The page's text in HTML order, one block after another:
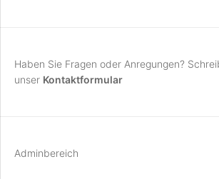
Haben Sie Fragen oder Anregungen?
unser Kontaktformular
Adminbereich